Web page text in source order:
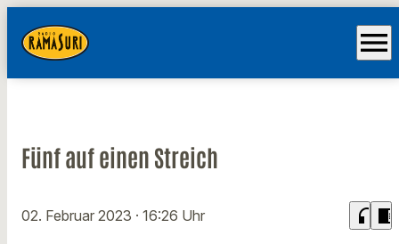
menu
Fünf auf einen Streich
02. Februar 2023 · 16:26 Uhr headphones chrome_reader_mode